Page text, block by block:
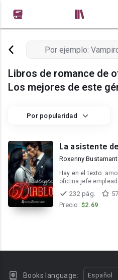
Libros de romance de
Los mejores de este
Por popularidad
La asistente
Roxenny
Hay en el texto:
oficina jefe
232 pág.
Precio: $2.69
Books language: Español